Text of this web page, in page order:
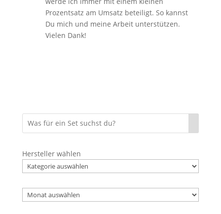
Prozentsatz am Umsatz beteiligt. So kannst
Du mich und meine Arbeit unterstützen.
Vielen Dank!
Hersteller wählen
Archiv